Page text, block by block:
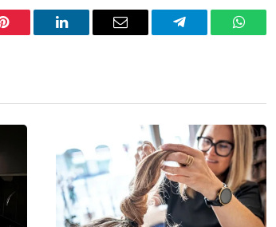
PinterestLinkedInEmail Telegram